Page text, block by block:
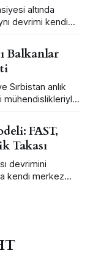
altında
devrimi kendi
feragat
Balkanlar
Sırbistan anlık
mühendislikleriyle
FAST,
Takası
devrimini
kendi merkez